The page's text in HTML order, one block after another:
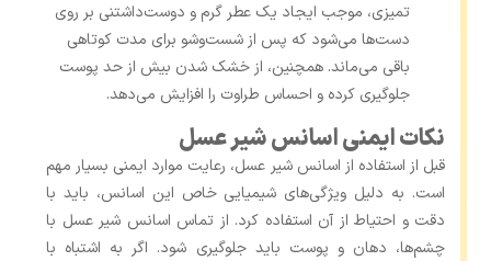
تمیزی، موجب ایجاد یک عطر گرم و دوست‌داشتنی بر روی
دست‌ها می‌شود که پس از شست‌وشو برای مدت کوتاهی
باقی می‌ماند. همچنین، از خشک شدن بیش از حد پوست
جلوگیری کرده و احساس طراوت را افزایش می‌دهد.
نکات ایمنی اسانس شیر عسل
قبل از استفاده از اسانس شیر عسل، رعایت موارد ایمنی بسیار مهم
است. به دلیل ویژگی‌های شیمیایی خاص این اسانس، باید با
دقت و احتیاط از آن استفاده کرد. از تماس اسانس شیر عسل با
چشم‌ها، دهان و پوست باید جلوگیری شود. اگر به اشتباه با